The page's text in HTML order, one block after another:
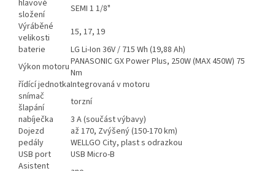
hlavové
složení
SEMI 1 1/8"
Výráběné
velikosti
15, 17, 19
baterie
LG Li-Ion 36V / 715 Wh (19,88 Ah)
Výkon motoruPANASONIC GX Power Plus, 250W (MAX 450W) 75
Nm
řídící jednotkaIntegrovaná v motoru
snímač
šlapání
torzní
nabíječka
3 A (součást výbavy)
Dojezd
až 170, Zvýšený (150-170 km)
pedály
WELLGO City, plast s odrazkou
USB port
USB Micro-B
Asistent